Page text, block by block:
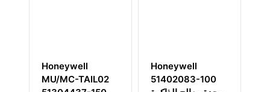
MC-TAIL02
51402083-100
10001/R/1